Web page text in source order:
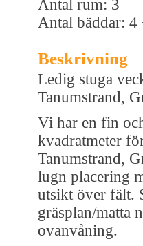
Antal rum: 3
Antal bäddar: 4
Beskrivning
Ledig stuga
Tanumstrand,
Vi har en fin
kvadratmeter
Tanumstrand,
lugn placering
utsikt över fält.
gräsplan/matta
ovanvåning.